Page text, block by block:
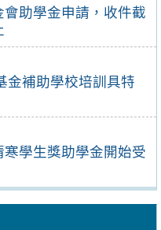
助學金申請，收件截
金補助學校培訓具特
學生獎助學金開始受